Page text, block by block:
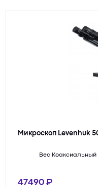
Микроскоп Levenhuk
Вес Коаксиальный
47490